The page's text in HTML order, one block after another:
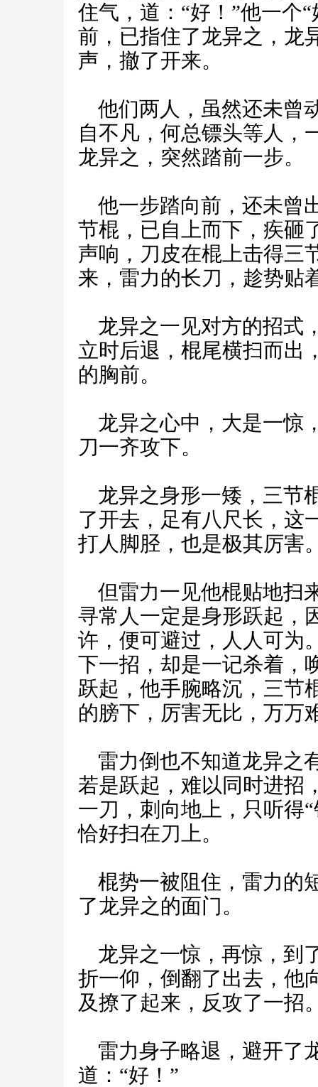
住气，道：“好！”他一个
前，已指住了龙异之，龙
声，撤了开来。
他们两人，虽然还未曾
自不凡，何总镖头等人，
龙异之，突然踏前一步。
他一步踏向前，还未曾
节棍，已自上而下，疾砸
声响，刀皮在棍上击得三
来，雷力的长刀，趁势贴
龙异之一见对方的招式
立时后退，棍尾横扫而出
的胸前。
龙异之心中，大是一惊
刀一齐攻下。
龙异之身形一矮，三节
了开去，足有八尺长，这
打人脚胫，也是极其厉害
但雷力一见他棍贴地扫
寻常人一定是身形跃起，
许，便可避过，人人可为
下一招，却是一记杀着，
跃起，他手腕略沉，三节
的膀下，厉害无比，万万
雷力倒也不知道龙异之
若是跃起，难以同时进招
一刀，刺向地上，只听得
恰好扫在刀上。
棍势一被阻住，雷力的
了龙异之的面门。
龙异之一惊，再惊，到
折一仰，倒翻了出去，他
及撩了起来，反攻了一招
雷力身子略退，避开了
道：“好！”